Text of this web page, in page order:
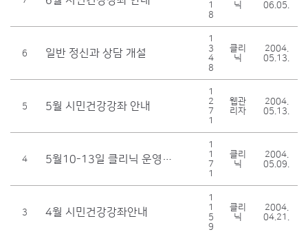
1
8
닉
06.05.
6 일반 정신과 상담 개설
1
3
4
8
클리
닉
2004.
05.13.
5 5월 시민건강강좌 안내
1
2
7
1
웹관
리자
2004.
05.13.
4 5월10-13일 클리닉 운영을 하지 않습니다.
1
1
7
1
클리
닉
2004.
05.09.
3 4월 시민건강강좌안내
1
1
5
9
클리
닉
2004.
04.21.